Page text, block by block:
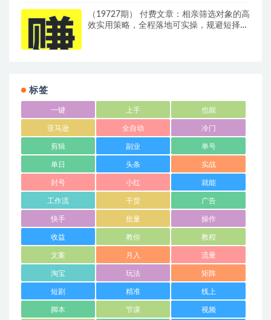
（19727期） 付费文章：相亲筛选对象的高
效实用策略，全程落地可实操，规避短择、
标签
一键 上手 也能
亚马逊 全自动 冷门
剪辑 副业 单号
单日 头条 实战
封号 小红 就能
工作流 干货 广告
快手 批量 操作
收益 教你 教程
文案 月入 流量
淘宝 玩法 矩阵
短剧 精准 线上
脚本 节课 视频